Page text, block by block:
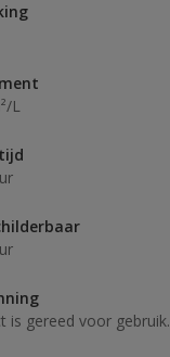
L
is gereed voor gebruik.